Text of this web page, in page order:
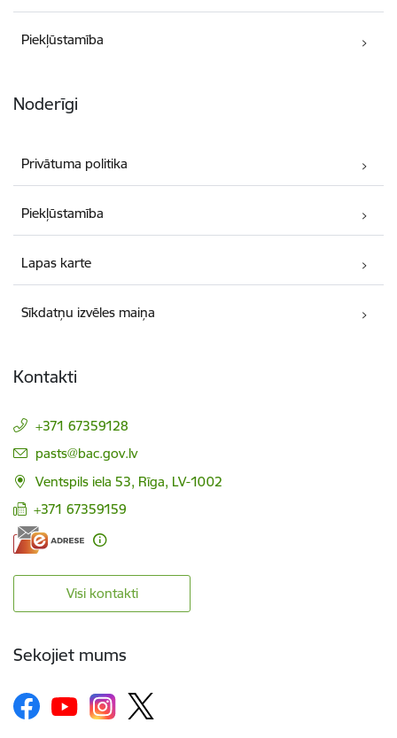
Piekļūstamība
Noderīgi
Privātuma politika
Piekļūstamība
Lapas karte
Sīkdatņu izvēles maiņa
Kontakti
+371 67359128
E-pasts:
pasts@bac.gov.lv
Ventspils iela 53, Rīga, LV-1002
+371 67359159
Visi kontakti
Sekojiet mums